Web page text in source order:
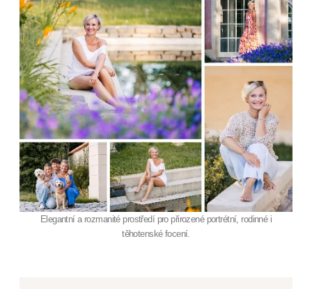
Elegantní a rozmanité prostředí pro přirozené portrétní, rodinné i
těhotenské focení.